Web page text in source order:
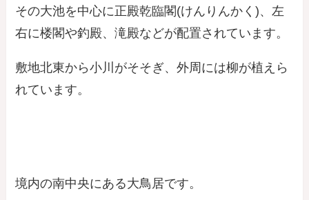
その大池を中心に正殿乾臨閣(けんりんかく)、左
右に楼閣や釣殿、滝殿などが配置されています。
敷地北東から小川がそそぎ、外周には柳が植えら
れています。
境内の南中央にある大鳥居です。